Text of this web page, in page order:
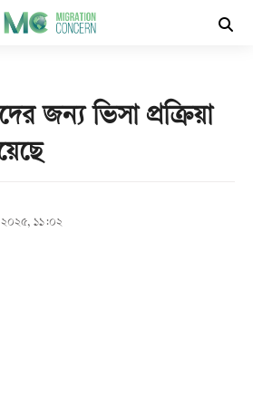
জন্য ভিসা প্রক্রিয়া
২০২৫, ১১:০২